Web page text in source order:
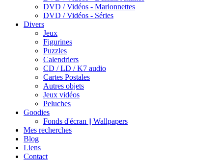
DVD / Vidéos - Marionnettes
DVD / Vidéos - Séries
Divers
Jeux
Figurines
Puzzles
Calendriers
CD / LD / K7 audio
Cartes Postales
Autres objets
Jeux vidéos
Peluches
Goodies
Fonds d'écran || Wallpapers
Mes recherches
Blog
Liens
Contact